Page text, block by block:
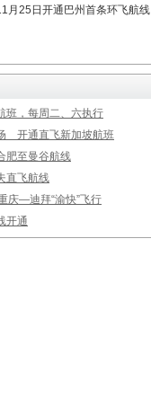
月25日开通巴州首条环飞航线
班，每周二、六执行
开通直飞新加坡航班
肥至曼谷航线
直飞航线
庆—迪拜“渝快”飞行
开通